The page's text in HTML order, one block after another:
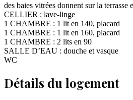
des baies vitrées donnent sur la terrasse
CELLIER : lave-linge
1 CHAMBRE : 1 lit en 140, placard
1 CHAMBRE : 1 lit en 160, placard
1 CHAMBRE : 2 lits en 90
SALLE D’EAU : douche et vasque
WC
Détails du logement